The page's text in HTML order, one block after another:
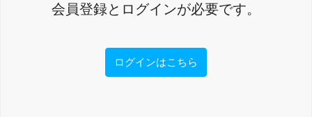
会員登録とログインが必要です。
ログインはこちら